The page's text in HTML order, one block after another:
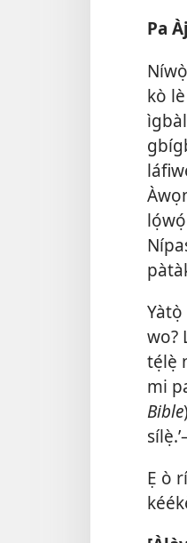
Pa
kò
wo?
tẹ́lẹ̀
mi
Bible
Ẹ ò